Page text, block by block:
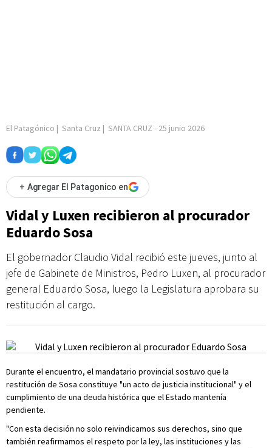
El Patagónico | Santa Cruz | SANTA CRUZ - 25 junio 2026
+ Agregar El Patagonico en
Vidal y Luxen recibieron al procurador
Eduardo Sosa
El gobernador Claudio Vidal recibió este jueves, junto al
jefe de Gabinete de Ministros, Pedro Luxen, al procurador
general Eduardo Sosa, luego la Legislatura aprobara su
restitución al cargo.
Durante el encuentro, el mandatario provincial sostuvo que la
restitución de Sosa constituye "un acto de justicia institucional" y el
cumplimiento de una deuda histórica que el Estado mantenía
pendiente.
"Con esta decisión no solo reivindicamos sus derechos, sino que
también reafirmamos el respeto por la ley, las instituciones y las